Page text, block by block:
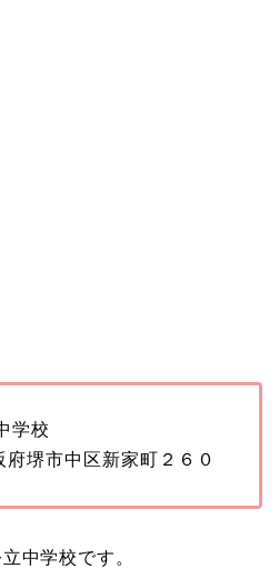
学校
堺市中区新家町２６０
中学校です。